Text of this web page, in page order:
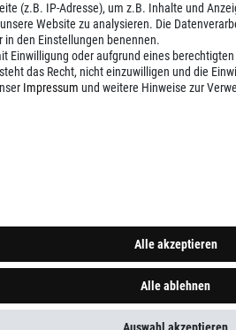
(z.B. IP-Adresse), um z.B. Inhalte und
Website zu analysieren. Die
den Einstellungen benennen.
Einwilligung oder aufgrund eines
das Recht, nicht einzuwilligen und die
Impressum und weitere Hinweise zur
Alle akzeptieren
Alle ablehnen
Auswahl akzeptieren